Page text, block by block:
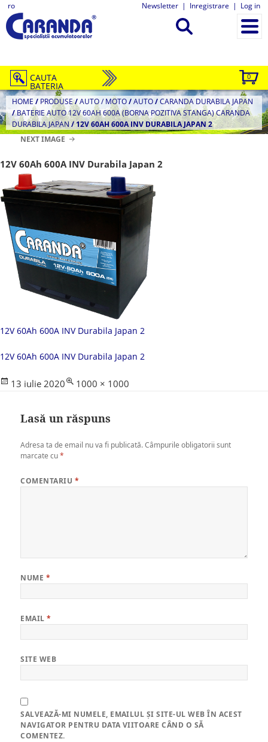
ro Newsletter | Inregistrare | Log in
0
CAUTA
BATERIA
HOME / PRODUSE/AUTO / MOTO/AUTO/CARANDA DURABILA JAPAN
/BATERIE AUTO 12V 60AH 600A (BORNA POZITIVA STANGA) CARANDA
DURABILA JAPAN/12V 60AH 600A INV DURABILA JAPAN 2
NEXT IMAGE
12V 60Ah 600A INV Durabila Japan 2
12V 60Ah 600A INV Durabila Japan 2
12V 60Ah 600A INV Durabila Japan 2
Posted
13 iulie 2020
Full
1000 × 1000
Lasă un răspuns
Adresa ta de email nu va fi publicată. Câmpurile obligatorii sunt
marcate cu*
COMENTARIU *
NUME *
EMAIL*
SITE WEB
SALVEAZĂ-MI NUMELE, EMAILUL ȘI SITE-UL WEB ÎN ACEST
NAVIGATOR PENTRU DATA VIITOARE CÂND O SĂ
COMENTEZ.